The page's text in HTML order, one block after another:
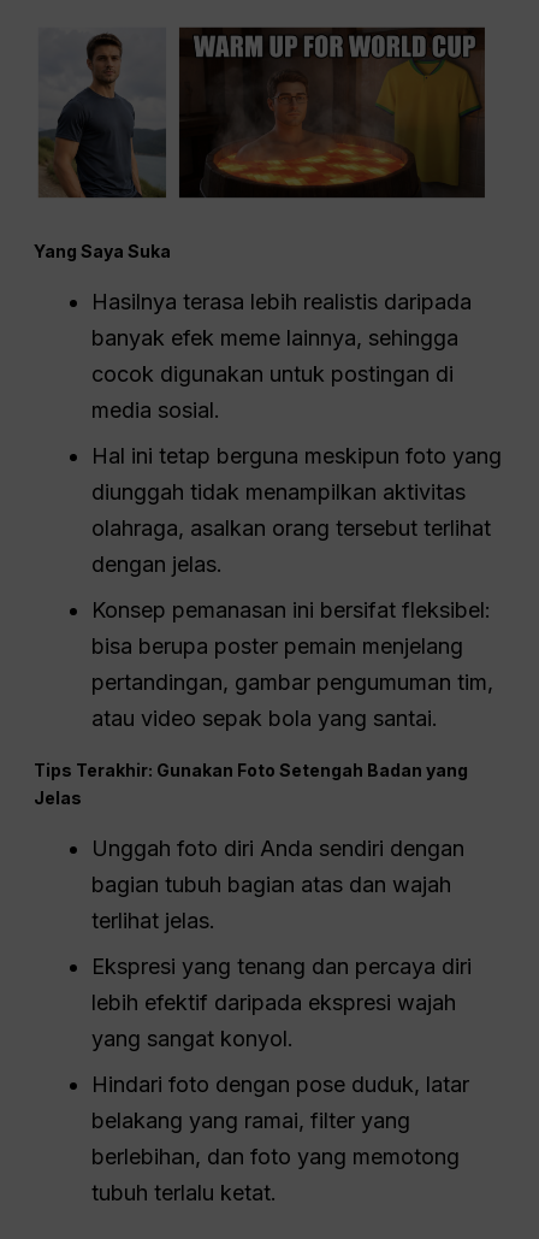
Yang Saya Suka
Hasilnya terasa lebih realistis daripada
banyak efek meme lainnya, sehingga
cocok digunakan untuk postingan di
media sosial.
Hal ini tetap berguna meskipun foto yang
diunggah tidak menampilkan aktivitas
olahraga, asalkan orang tersebut terlihat
dengan jelas.
Konsep pemanasan ini bersifat fleksibel:
bisa berupa poster pemain menjelang
pertandingan, gambar pengumuman tim,
atau video sepak bola yang santai.
Tips Terakhir: Gunakan Foto Setengah Badan yang
Jelas
Unggah foto diri Anda sendiri dengan
bagian tubuh bagian atas dan wajah
terlihat jelas.
Ekspresi yang tenang dan percaya diri
lebih efektif daripada ekspresi wajah
yang sangat konyol.
Hindari foto dengan pose duduk, latar
belakang yang ramai, filter yang
berlebihan, dan foto yang memotong
tubuh terlalu ketat.